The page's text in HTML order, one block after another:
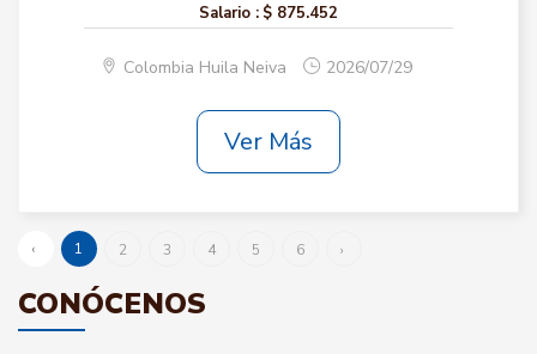
Salario : $ 875.452
Colombia Huila Neiva 2026/07/29
Ver Más
‹ 1 2 3 4 5 6 ›
CONÓCENOS